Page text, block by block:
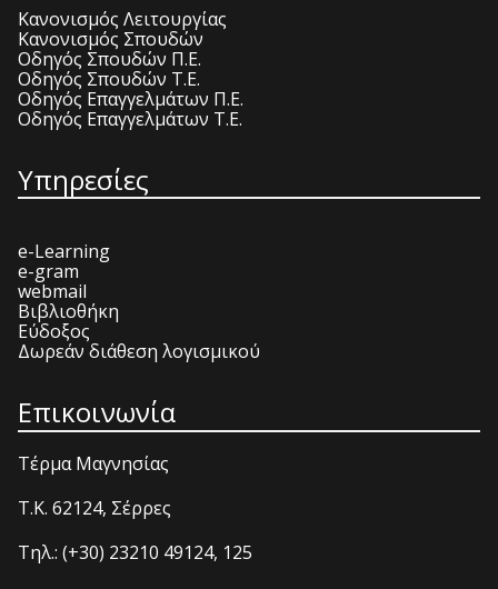
Κανονισμός Λειτουργίας
Κανονισμός Σπουδών
Οδηγός Σπουδών Π.Ε.
Οδηγός Σπουδών Τ.Ε.
Οδηγός Επαγγελμάτων Π.Ε.
Οδηγός Επαγγελμάτων Τ.Ε.
Υπηρεσίες
e-Learning
e-gram
webmail
Βιβλιοθήκη
Εύδοξος
Δωρεάν διάθεση λογισμικού
Επικοινωνία
Τέρμα Μαγνησίας
T.K. 62124, Σέρρες
Τηλ.: (+30) 23210 49124, 125